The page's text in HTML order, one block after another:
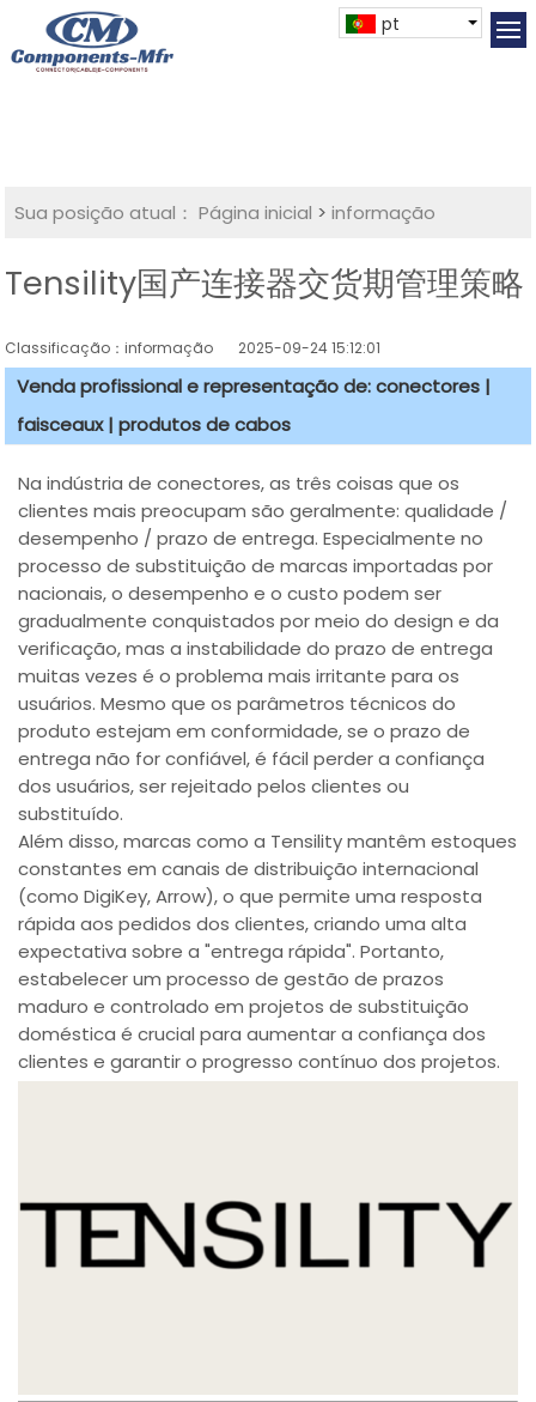
pt
Sua posição atual： Página inicial >informação
Tensility国产连接器交货期管理策略
Classificação：informação 2025-09-24 15:12:01
Venda profissional e representação de: conectores |
faisceaux | produtos de cabos
Na indústria de conectores, as três coisas que os
clientes mais preocupam são geralmente: qualidade /
desempenho / prazo de entrega. Especialmente no
processo de substituição de marcas importadas por
nacionais, o desempenho e o custo podem ser
gradualmente conquistados por meio do design e da
verificação, mas a instabilidade do prazo de entrega
muitas vezes é o problema mais irritante para os
usuários. Mesmo que os parâmetros técnicos do
produto estejam em conformidade, se o prazo de
entrega não for confiável, é fácil perder a confiança
dos usuários, ser rejeitado pelos clientes ou
substituído.
Além disso, marcas como a Tensility mantêm estoques
constantes em canais de distribuição internacional
(como DigiKey, Arrow), o que permite uma resposta
rápida aos pedidos dos clientes, criando uma alta
expectativa sobre a "entrega rápida". Portanto,
estabelecer um processo de gestão de prazos
maduro e controlado em projetos de substituição
doméstica é crucial para aumentar a confiança dos
clientes e garantir o progresso contínuo dos projetos.